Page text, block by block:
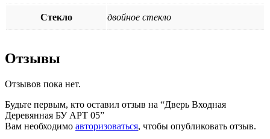
Стекло двойное стекло
Отзывы
Отзывов пока нет.
Будьте первым, кто оставил отзыв на “Дверь Входная
Деревянная БУ АРТ 05”
Вам необходимо авторизоваться, чтобы опубликовать отзыв.